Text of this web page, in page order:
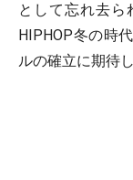
として忘れ去ら
HIPHOP冬の時
ルの確立に期待